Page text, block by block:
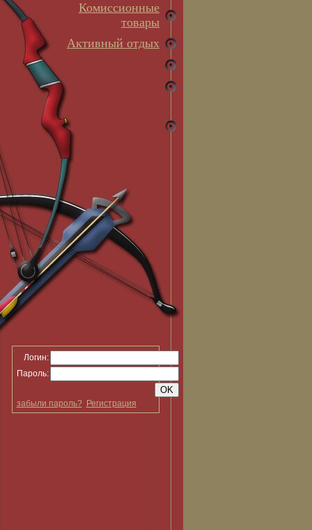
Комиссионные
товары
Активный отдых
Логин:
Пароль:
забыли пароль? Регистрация